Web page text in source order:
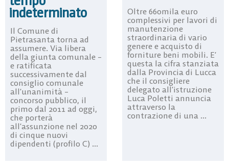
indeterminato
Il Comune di
Pietrasanta torna ad
assumere. Via libera
della giunta comunale –
e ratificata
successivamente dal
consiglio comunale
all’unanimità –
concorso pubblico, il
primo dal 2011 ad oggi,
che porterà
all’assunzione nel 2020
di cinque nuovi
dipendenti (profilo C) ...
Oltre 660mila euro
complessivi per lavori di
manutenzione
straordinaria di vario
genere e acquisto di
forniture beni mobili. E’
questa la cifra stanziata
dalla Provincia di Lucca
che il consigliere
delegato all’istruzione
Luca Poletti annuncia
attraverso la
contrazione di una ...